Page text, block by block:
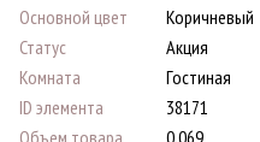
Основной цвет
Коричневый
Статус
Акция
Комната
Гостиная
ID элемента
38171
Объем товара
0.069